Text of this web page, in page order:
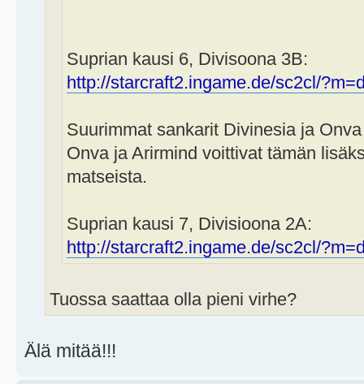
Suprian kausi 6, Divisoona 3B:
http://starcraft2.ingame.de/sc2cl/
Suurimmat sankarit Divinesia ja
Onva ja Arirmind voittivat tämän
matseista.
Suprian kausi 7, Divisioona 2A:
http://starcraft2.ingame.de/sc2cl/
Tuossa saattaa olla pieni virhe?
Älä mitää!!!